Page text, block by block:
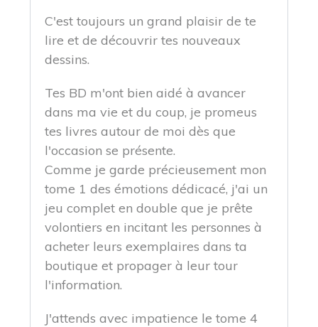
C'est toujours un grand plaisir de te
lire et de découvrir tes nouveaux
dessins.
Tes BD m'ont bien aidé à avancer
dans ma vie et du coup, je promeus
tes livres autour de moi dès que
l'occasion se présente.
Comme je garde précieusement mon
tome 1 des émotions dédicacé, j'ai un
jeu complet en double que je prête
volontiers en incitant les personnes à
acheter leurs exemplaires dans ta
boutique et propager à leur tour
l'information.
J'attends avec impatience le tome 4